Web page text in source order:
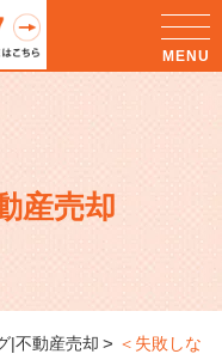
産売却
|不動産売却
＜失敗しな